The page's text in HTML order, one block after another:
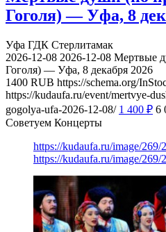
Гоголя) — Уфа, 8
Уфа ГДК Стерлитамак
2026-12-08 2026-12-08 Мертвые
Гоголя) — Уфа, 8 декабря 2026
1400 RUB https://schema.org/
https://kudaufa.ru/event/mertvye-
gogolya-ufa-2026-12-08/ 1 400 ₽ 6
Советуем Концерты
https://kudaufa.ru/image/269/
https://kudaufa.ru/image/269/